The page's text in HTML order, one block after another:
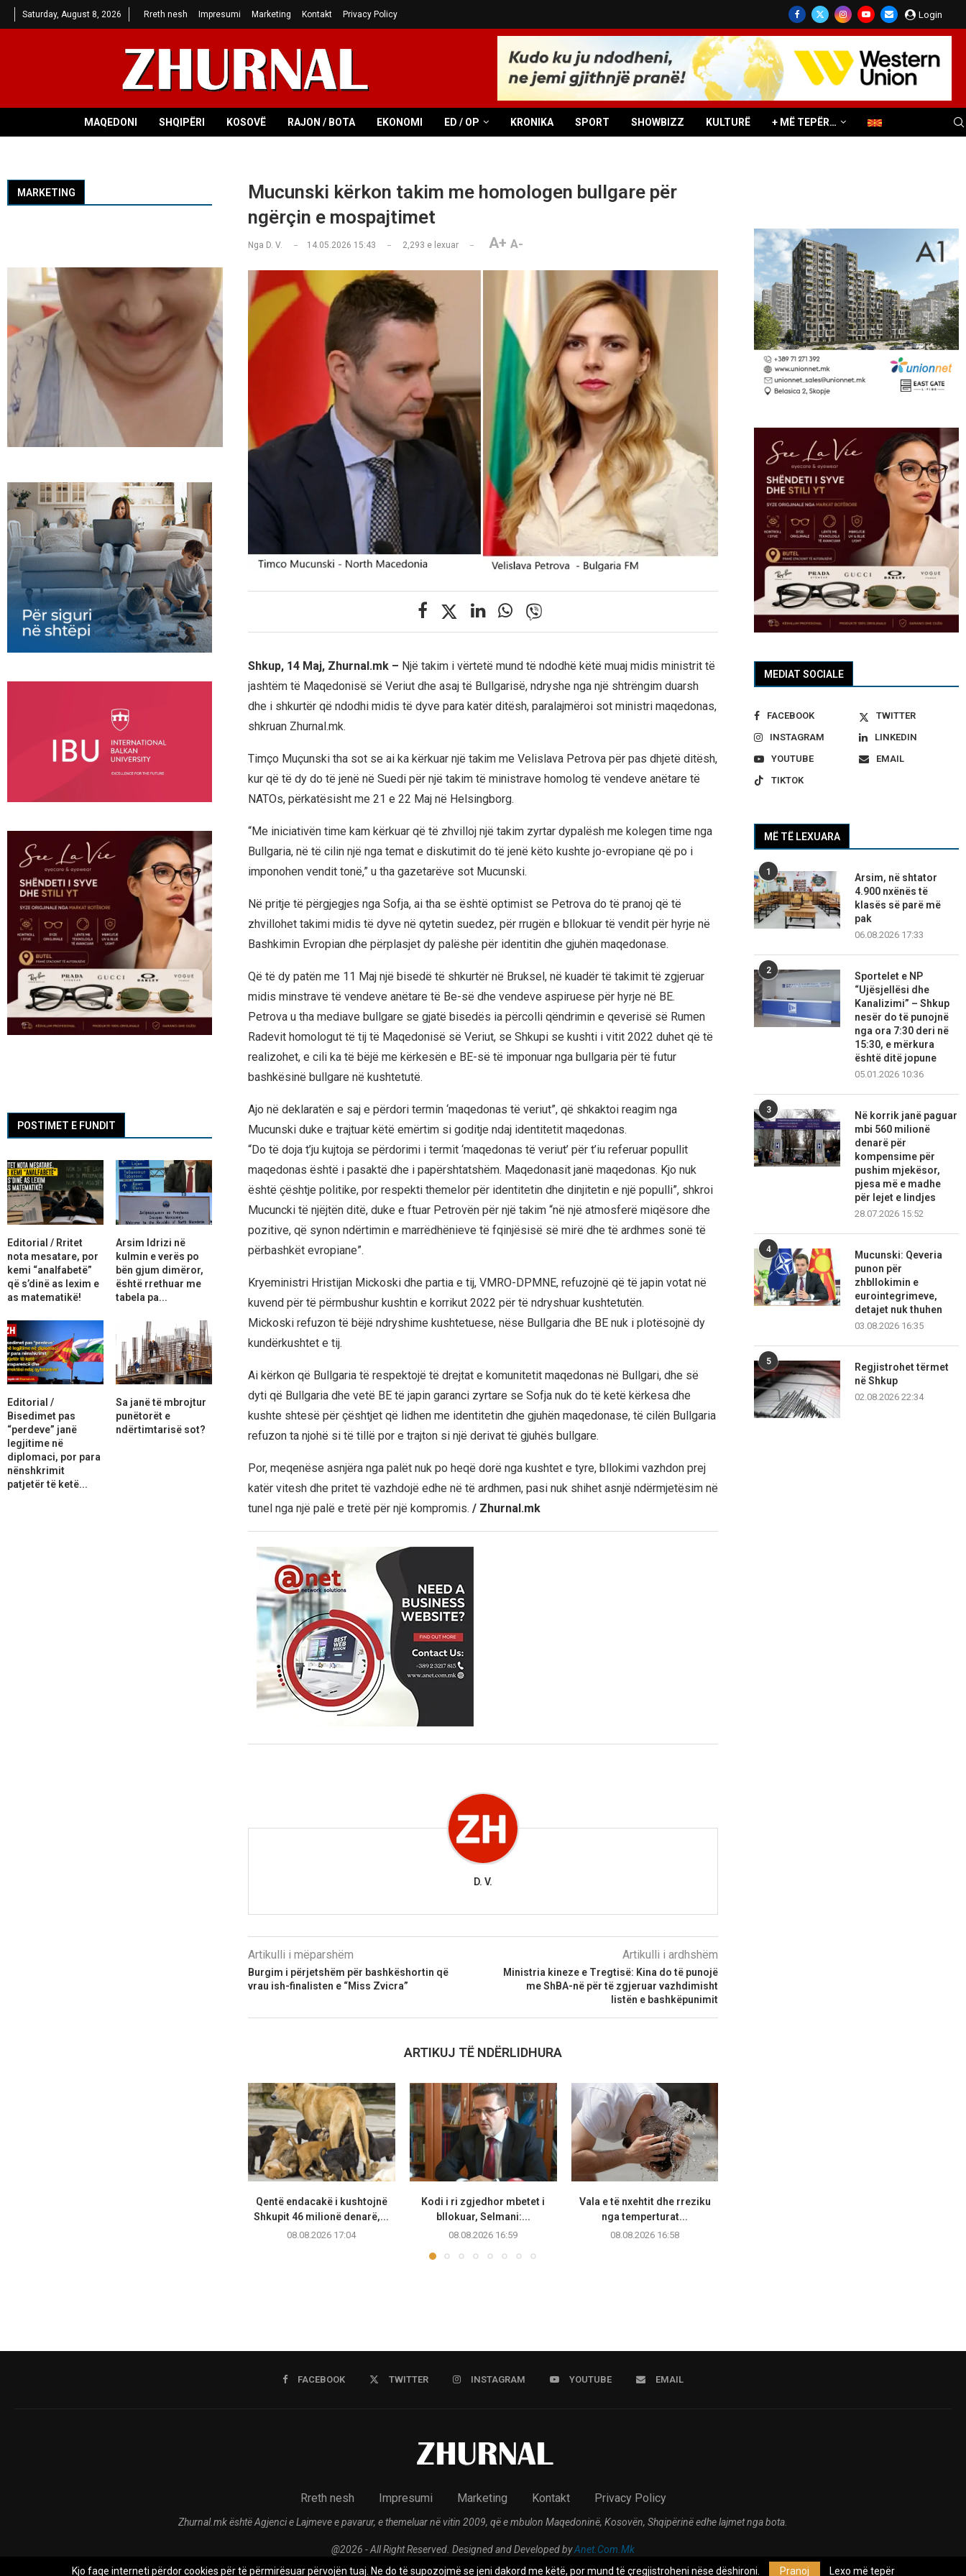
Saturday, August 8, 2026 Rreth nesh Impresumi Marketing Kontakt Privacy Policy Login
MAQEDONI SHQIPËRI KOSOVË RAJON / BOTA EKONOMI ED / OP KRONIKA SPORT SHOWBIZZ KULTURË + MË TEPËR…
Mucunski kërkon takim me homologen bullgare për
ngërçin e mospajtimet
Nga D. V. 14.05.2026 15:43 2,293 e lexuar A+ A-
Shkup, 14 Maj, Zhurnal.mk – Një takim i vërtetë mund të ndodhë këtë muaj midis ministrit të
jashtëm të Maqedonisë së Veriut dhe asaj të Bullgarisë, ndryshe nga një shtrëngim duarsh
dhe i shkurtër që ndodhi midis të dyve para katër ditësh, paralajmëroi sot ministri maqedonas,
shkruan Zhurnal.mk.
Timço Muçunski tha sot se ai ka kërkuar një takim me Velislava Petrova për pas dhjetë ditësh,
kur që të dy do të jenë në Suedi për një takim të ministrave homolog të vendeve anëtare të
NATOs, përkatësisht me 21 e 22 Maj në Helsingborg.
“Me iniciativën time kam kërkuar që të zhvilloj një takim zyrtar dypalësh me kolegen time nga
Bullgaria, në të cilin një nga temat e diskutimit do të jenë këto kushte jo-evropiane që po i
imponohen vendit tonë,” u tha gazetarëve sot Mucunski.
Në pritje të përgjegjes nga Sofja, ai tha se është optimist se Petrova do të pranoj që të
zhvillohet takimi midis të dyve në qytetin suedez, për rrugën e bllokuar të vendit për hyrje në
Bashkimin Evropian dhe përplasjet dy palëshe për identitin dhe gjuhën maqedonase.
Që të dy patën me 11 Maj një bisedë të shkurtër në Bruksel, në kuadër të takimit të zgjeruar
midis minstrave të vendeve anëtare të Be-së dhe vendeve aspiruese për hyrje në BE.
Petrova u tha mediave bullgare se gjatë bisedës ia përcolli qëndrimin e qeverisë së Rumen
Radevit homologut të tij të Maqedonisë së Veriut, se Shkupi se kushti i vitit 2022 duhet që të
realizohet, e cili ka të bëjë me kërkesën e BE-së të imponuar nga bullgaria për të futur
bashkësinë bullgare në kushtetutë.
Ajo në deklaratën e saj e përdori termin ‘maqedonas të veriut”, që shkaktoi reagim nga
Mucunski duke e trajtuar këtë emërtim si goditje ndaj identitetit maqedonas.
“Do të doja t’ju kujtoja se përdorimi i termit ‘maqedonas të veriut’ për t’iu referuar popullit
maqedonas është i pasaktë dhe i papërshtatshëm. Maqedonasit janë maqedonas. Kjo nuk
është çështje politike, por respekti themelor për identitetin dhe dinjitetin e një populli”, shkroi
Mucuncki të njëjtën ditë, duke e ftuar Petrovën për një takim “në një atmosferë miqësore dhe
pozitive, që synon ndërtimin e marrëdhënieve të fqinjësisë së mirë dhe të ardhmes sonë të
përbashkët evropiane”.
Kryeministri Hristijan Mickoski dhe partia e tij, VMRO-DPMNE, refuzojnë që të japin votat në
kuvend për të përmbushur kushtin e korrikut 2022 për të ndryshuar kushtetutën.
Mickoski refuzon të bëjë ndryshime kushtetuese, nëse Bullgaria dhe BE nuk i plotësojnë dy
kundërkushtet e tij.
Ai kërkon që Bullgaria të respektojë të drejtat e komunitetit maqedonas në Bullgari, dhe së
dyti që Bullgaria dhe vetë BE të japin garanci zyrtare se Sofja nuk do të ketë kërkesa dhe
kushte shtesë për çështjet që lidhen me identitetin dhe gjuhën maqedonase, të cilën Bullgaria
refuzon ta njohë si të tillë por e trajton si një derivat të gjuhës bullgare.
Por, meqenëse asnjëra nga palët nuk po heqë dorë nga kushtet e tyre, bllokimi vazhdon prej
katër vitesh dhe pritet të vazhdojë edhe në të ardhmen, pasi nuk shihet asnjë ndërmjetësim në
tunel nga një palë e tretë për një kompromis. / Zhurnal.mk
D. V.
Artikulli i mëparshëm
Burgim i përjetshëm për bashkëshortin që
vrau ish-finalisten e “Miss Zvicra”
Artikulli i ardhshëm
Ministria kineze e Tregtisë: Kina do të punojë
me ShBA-në për të zgjeruar vazhdimisht
listën e bashkëpunimit
ARTIKUJ TË NDËRLIDHURA
Qentë endacakë i kushtojnë
Shkupit 46 milionë denarë,...
08.08.2026 17:04
Kodi i ri zgjedhor mbetet i
bllokuar, Selmani:...
08.08.2026 16:59
Vala e të nxehtit dhe rreziku
nga temperturat...
08.08.2026 16:58
MEDIAT SOCIALE
FACEBOOK
TWITTER
INSTAGRAM
LINKEDIN
YOUTUBE
EMAIL
TIKTOK
MË TË LEXUARA
1
Arsim, në shtator
4.900 nxënës të
klasës së parë më
pak
06.08.2026 17:33
2
Sportelet e NP
“Ujësjellësi dhe
Kanalizimi” – Shkup
nesër do të punojnë
nga ora 7:30 deri në
15:30, e mërkura
është ditë jopune
05.01.2026 10:36
3
Në korrik janë paguar
mbi 560 milionë
denarë për
kompensime për
pushim mjekësor,
pjesa më e madhe
për lejet e lindjes
28.07.2026 15:52
4
Mucunski: Qeveria
punon për
zhbllokimin e
eurointegrimeve,
detajet nuk thuhen
03.08.2026 16:35
5
Regjistrohet tërmet
në Shkup
02.08.2026 22:34
MARKETING
POSTIMET E FUNDIT
Editorial / Rritet
nota mesatare, por
kemi “analfabetë”
që s’dinë as lexim e
as matematikë!
Arsim Idrizi në
kulmin e verës po
bën gjum dimëror,
është rrethuar me
tabela pa...
Editorial /
Bisedimet pas
“perdeve” janë
legjitime në
diplomaci, por para
nënshkrimit
patjetër të ketë...
Sa janë të mbrojtur
punëtorët e
ndërtimtarisë sot?
FACEBOOK TWITTER INSTAGRAM YOUTUBE EMAIL
Rreth nesh Impresumi Marketing Kontakt Privacy Policy
Zhurnal.mk është Agjenci e Lajmeve e pavarur, e themeluar në vitin 2009, që e mbulon Maqedoninë, Kosovën, Shqipërinë edhe lajmet nga bota.
@2026 - All Right Reserved. Designed and Developed byAnet.Com.Mk
Kjo faqe interneti përdor cookies për të përmirësuar përvojën tuaj. Ne do të supozojmë se jeni dakord me këtë, por mund të çregjistroheni nëse dëshironi.
Pranoj Lexo më tepër